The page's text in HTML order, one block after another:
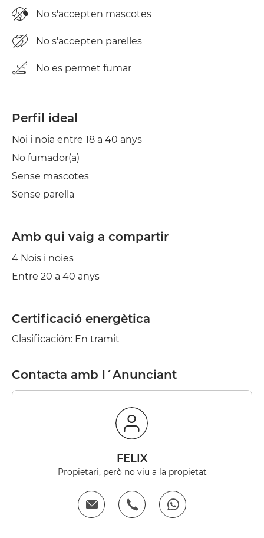
No s'accepten mascotes
No s'accepten parelles
No es permet fumar
Perfil ideal
Noi i noia entre 18 a 40 anys
No fumador(a)
Sense mascotes
Sense parella
Amb qui vaig a compartir
4 Nois i noies
Entre 20 a 40 anys
Certificació energètica
Clasificación: En tramit
Contacta amb l´Anunciant
FELIX
Propietari, però no viu a la propietat